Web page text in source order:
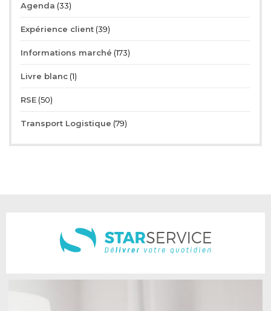
Agenda (33)
Expérience client (39)
Informations marché (173)
Livre blanc (1)
RSE (50)
Transport Logistique (79)